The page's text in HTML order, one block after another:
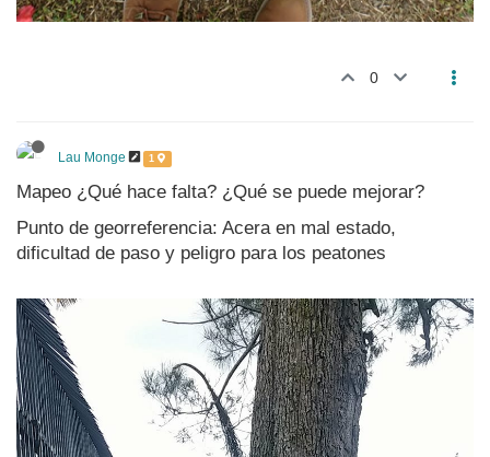
0
Lau Monge 1
Mapeo ¿Qué hace falta? ¿Qué se puede mejorar?
Punto de georreferencia: Acera en mal estado,
dificultad de paso y peligro para los peatones